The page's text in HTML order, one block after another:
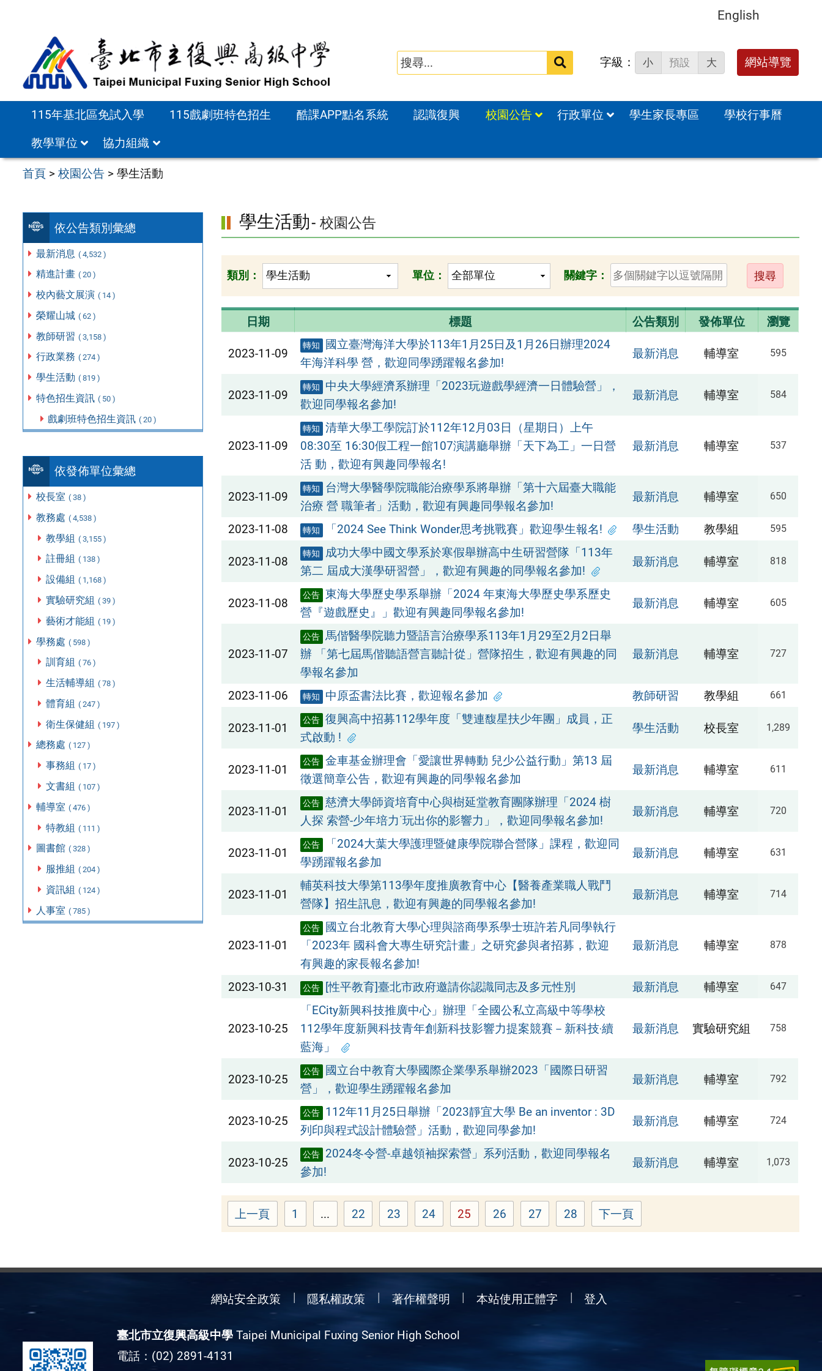
English
搜
字級： 小 預設 大 網站導覽
115年基北區免試入學 115戲劇班特色招生 酷課APP點名系統 認識復興 校園公告 行政單位 學生家長專區
學校行事曆
教學單位
協力組織
首頁 >校園公告 >學生活動
依公告類別彙總
最新消息 ( 4,532 )
精進計畫 ( 20 )
校內藝文展演 ( 14 )
榮耀山城 ( 62 )
教師研習 ( 3,158 )
行政業務 ( 274 )
學生活動 ( 819 )
特色招生資訊 ( 50 )
戲劇班特色招生資訊 ( 20 )
依發佈單位彙總
校長室 ( 38 )
教務處 ( 4,538 )
教學組 ( 3,155 )
註冊組 ( 138 )
設備組 ( 1,168 )
實驗研究組 ( 39 )
藝術才能組 ( 19 )
學務處 ( 598 )
訓育組 ( 76 )
生活輔導組 ( 78 )
體育組 ( 247 )
衛生保健組 ( 197 )
總務處 ( 127 )
事務組 ( 17 )
文書組 ( 107 )
輔導室 ( 476 )
特教組 ( 111 )
圖書館 ( 328 )
服推組 ( 204 )
資訊組 ( 124 )
人事室 ( 785 )
學生活動- 校園公告
類別： 單位： 關鍵字：
送
出
日期 標題 公告類別 發佈單位 瀏覽
2023-11-09
轉知
國立臺灣海洋大學於113年1月25日及1月26日辦理2024
年海洋科學 營，歡迎同學踴躍報名參加!
最新消息 輔導室 595
2023-11-09
轉知
中央大學經濟系辦理「2023玩遊戲學經濟一日體驗營」，
歡迎同學報名參加!
最新消息 輔導室 584
2023-11-09
轉知 清華大學工學院訂於112年12月03日（星期日）上午
08:30至 16:30假工程一館107演講廳舉辦「天下為工」一日營
活 動，歡迎有興趣同學報名!
最新消息 輔導室 537
2023-11-09
轉知
台灣大學醫學院職能治療學系將舉辦「第十六屆臺大職能
治療 營 職筆者」活動，歡迎有興趣同學報名參加!
最新消息 輔導室 650
2023-11-08 轉知 「2024 See Think Wonder思考挑戰賽」歡迎學生報名! 學生活動 教學組 595
2023-11-08
轉知
成功大學中國文學系於寒假舉辦高中生研習營隊「113年
第二 屆成大漢學研習營」，歡迎有興趣的同學報名參加!
最新消息 輔導室 818
2023-11-08
公告 東海大學歷史學系舉辦「2024 年東海大學歷史學系歷史
營『遊戲歷史』」歡迎有興趣同學報名參加!
最新消息 輔導室 605
2023-11-07
公告 馬偕醫學院聽力暨語言治療學系113年1月29至2月2日舉
辦 「第七屆馬偕聽語營言聽計從」營隊招生，歡迎有興趣的同
學報名參加
最新消息 輔導室 727
2023-11-06 轉知 中原盃書法比賽，歡迎報名參加 教師研習 教學組 661
2023-11-01
公告 復興高中招募112學年度「雙連馥星扶少年團」成員，正
式啟動 !
學生活動 校長室 1,289
2023-11-01
公告 金車基金辦理會「愛讓世界轉動 兒少公益行動」第13 屆
徵選簡章公告，歡迎有興趣的同學報名參加
最新消息 輔導室 611
2023-11-01
公告 慈濟大學師資培育中心與樹延堂教育團隊辦理「2024 樹
人探 索營-少年培力˙玩出你的影響力」，歡迎同學報名參加!
最新消息 輔導室 720
2023-11-01
公告
「2024大葉大學護理暨健康學院聯合營隊」課程，歡迎同
學踴躍報名參加
最新消息 輔導室 631
2023-11-01
輔英科技大學第113學年度推廣教育中心【醫養產業職人戰鬥
營隊】招生訊息，歡迎有興趣的同學報名參加!
最新消息 輔導室 714
2023-11-01
公告 國立台北教育大學心理與諮商學系學士班許若凡同學執行
「2023年 國科會大專生研究計畫」之研究參與者招募，歡迎
有興趣的家長報名參加!
最新消息 輔導室 878
2023-10-31 公告 [性平教育]臺北市政府邀請你認識同志及多元性別 最新消息 輔導室 647
2023-10-25
「ECity新興科技推廣中心」辦理「全國公私立高級中等學校
112學年度新興科技青年創新科技影響力提案競賽－新科技‧續
藍海」
最新消息 實驗研究組 758
2023-10-25
公告 國立台中教育大學國際企業學系舉辦2023「國際日研習
營」，歡迎學生踴躍報名參加
最新消息 輔導室 792
2023-10-25
公告 112年11月25日舉辦「2023靜宜大學 Be an inventor : 3D
列印與程式設計體驗營」活動，歡迎同學參加!
最新消息 輔導室 724
2023-10-25
公告 2024冬令營-卓越領袖探索營」系列活動，歡迎同學報名
參加!
最新消息 輔導室 1,073
上一頁 Page
1 ... Page
22 Page
23 Page
24 Page
25 Page
26 Page
27 Page
28 下一頁
網站安全政策 隱私權政策 著作權聲明 本站使用正體字 登入
臺北市立復興高級中學Taipei Municipal Fuxing Senior High School
電話：(02) 2891-4131